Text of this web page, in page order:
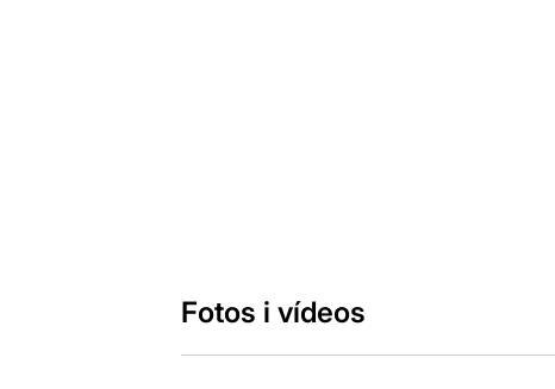
Fotos i vídeos